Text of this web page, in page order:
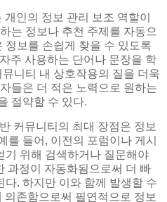
인의 정보 관리 보조 역할이
는 정보나 추천 주제를 자동으
정보를 손쉽게 찾을 수 있도록
주 사용하는 단어나 문장을 학
니티 내 상호작용의 질을 더욱
들은 더 적은 노력으로 원하는
절약할 수 있다.
커뮤니티의 최대 장점은 정보
를 들어, 이전의 포럼이나 게시
기 위해 검색하거나 질문해야
과정이 자동화됨으로써 더 빠
다. 하지만 이와 함께 발생할 수
존함으로써 필연적으로 정보